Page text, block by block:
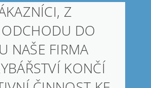
Z
DO
NAŠE FIRMA
KONČÍ